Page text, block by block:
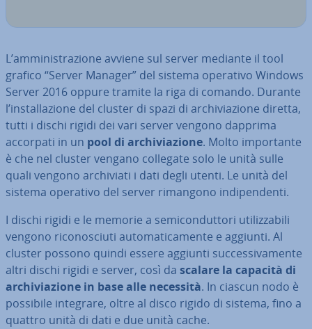
L’am­mi­ni­stra­zio­ne avviene sul server mediante il tool
grafico “Server Manager” del sistema operativo Windows
Server 2016 oppure tramite la riga di comando. Durante
l’in­stal­la­zio­ne del cluster di spazi di ar­chi­via­zio­ne diretta,
tutti i dischi rigidi dei vari server vengono dapprima
accorpati in un pool di ar­chi­via­zio­ne. Molto im­por­tan­te
è che nel cluster vengano collegate solo le unità sulle
quali vengono ar­chi­via­ti i dati degli utenti. Le unità del
sistema operativo del server rimangono in­di­pen­den­ti.
I dischi rigidi e le memorie a se­mi­con­dut­to­ri uti­liz­za­bi­li
vengono ri­co­no­sciu­ti au­to­ma­ti­ca­men­te e aggiunti. Al
cluster possono quindi essere aggiunti suc­ces­si­va­men­te
altri dischi rigidi e server, così da scalare la capacità di
ar­chi­via­zio­ne in base alle necessità. In ciascun nodo è
possibile integrare, oltre al disco rigido di sistema, fino a
quattro unità di dati e due unità cache.